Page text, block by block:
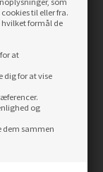
til eller fra.
hvilket formål de
at
dig for at vise
og
dem sammen